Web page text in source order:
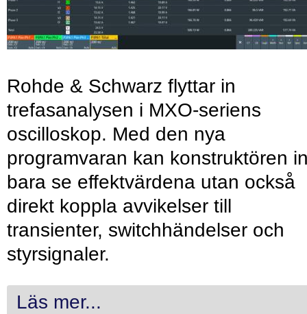
Rohde & Schwarz flyttar in
trefasanalysen i MXO-seriens
oscilloskop. Med den nya
programvaran kan konstruktören
bara se effektvärdena utan också
direkt koppla avvikelser till
transienter, switchhändelser och
styrsignaler.
Läs mer...